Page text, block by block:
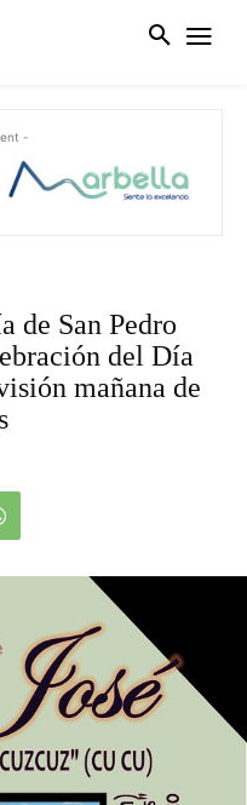
-
de San Pedro
del Día
mañana de